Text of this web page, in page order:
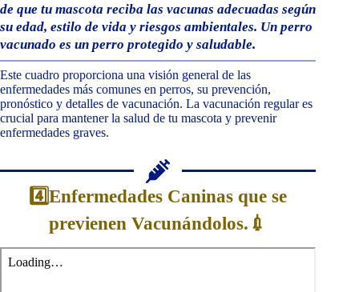
de que tu mascota reciba las vacunas adecuadas según
su edad, estilo de vida y riesgos ambientales. Un perro
vacunado es un perro protegido y saludable.
Este cuadro proporciona una visión general de las
enfermedades más comunes en perros, su prevención,
pronóstico y detalles de vacunación. La vacunación regular es
crucial para mantener la salud de tu mascota y prevenir
enfermedades graves.
4️⃣Enfermedades Caninas que se
previenen Vacunándolos.💉